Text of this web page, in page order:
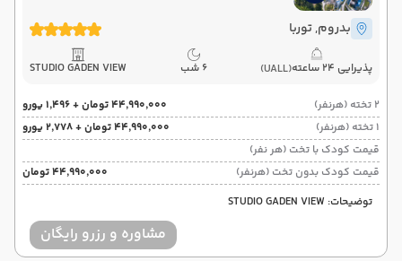
بدروم, توربا
پذیرایی 24 ساعته (UALL) 6 شب STUDIO GADEN VIEW
2 تخته (هرنفر)
۴۴٬۹۹۰٬۰۰۰ تومان + ۱٬۴۹۶ یورو
1 تخته (هرنفر)
۴۴٬۹۹۰٬۰۰۰ تومان + ۲٬۷۷۸ یورو
قیمت کودک با تخت (هر نفر)
قیمت کودک بدون تخت (هرنفر)
۴۴٬۹۹۰٬۰۰۰ تومان
توضیحات: STUDIO GADEN VIEW
مشاوره و رزرو رایگان